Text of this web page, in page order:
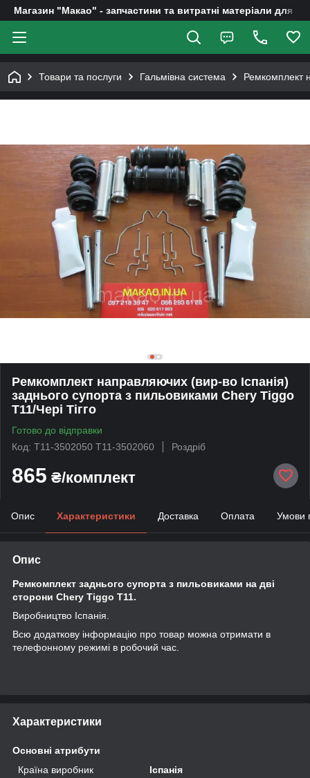
Магазин "Макао" - запчастини та витратні матеріали для
Товари та послуги Гальмівна система Ремкомплект
Ремкомплект направляючих (вир-во Іспанія)
заднього супорта з пильовиками Chery Tiggo
T11/Чері Тігго
Готово до відправки
Код: T11-3502050 T11-3502060
Роздріб
865 ₴/комплект
Опис Характеристики Доставка Оплата Умови
Опис
Ремкомплект заднього супорта з пильовиками на дві
сторони Chery Tiggo T11.
Виробництво Іспанія.
Всю додаткову інформацію про товар можна отримати в
телефонному режимі в робочий час.
Характеристики
Основні атрибути
Країна виробник
Іспанія